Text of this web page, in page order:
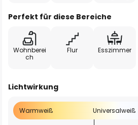
Perfekt für diese Bereiche
Wohnberei
ch
Flur Esszimmer
Lichtwirkung
Warmweiß Universalweiß